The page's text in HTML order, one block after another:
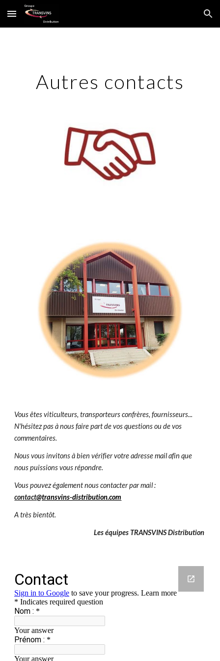
Skip to main content Skip to navigation
Autres contacts
Vous êtes viticulteurs, transporteurs confrères, fournisseurs...
N'hésitez pas à nous faire part de vos questions ou de vos
commentaires.
Nous vous invitons à bien vérifier votre adresse mail afin que
nous puissions vous répondre.
contact@transvins-distribution.com
A très bientôt.
Les équipes TRANSVINS Distribution